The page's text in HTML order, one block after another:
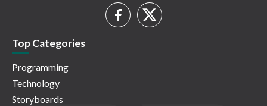
Top Categories
Programming
Technology
Storyboards